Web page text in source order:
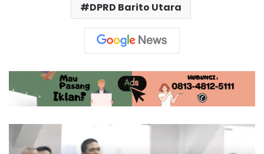
DPRD Barito Utara